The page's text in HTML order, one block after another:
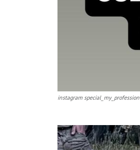
instagram special_my_profession